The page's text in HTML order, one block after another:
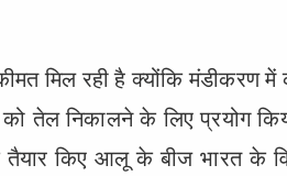
मिल रही है क्योंकि मंडीकरण में
तेल निकालने के लिए प्रयोग
किए आलू के बीज भारत के